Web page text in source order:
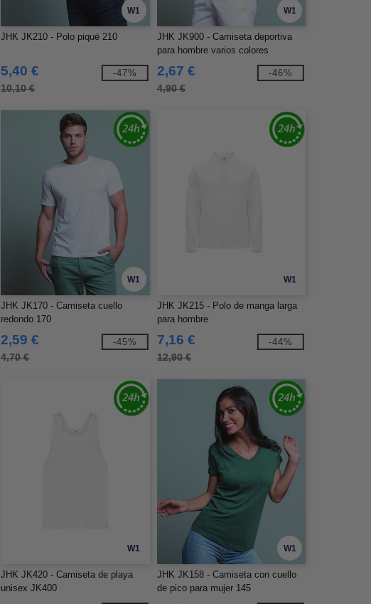
W1
JHK JK210 - Polo piqué 210
5,40 €
10,10 €
-47%
W1
JHK JK900 - Camiseta deportiva
para hombre varios colores
2,67 €
4,90 €
-46%
W1
JHK JK170 - Camiseta cuello
redondo 170
2,59 €
4,70 €
-45%
W1
JHK JK215 - Polo de manga larga
para hombre
7,16 €
12,90 €
-44%
W1
JHK JK420 - Camiseta de playa
unisex JK400
W1
JHK JK158 - Camiseta con cuello
de pico para mujer 145